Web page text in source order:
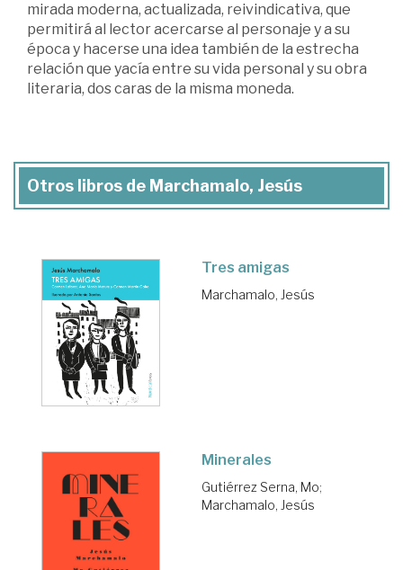
mirada moderna, actualizada, reivindicativa, que
permitirá al lector acercarse al personaje y a su
época y hacerse una idea también de la estrecha
relación que yacía entre su vida personal y su obra
literaria, dos caras de la misma moneda.
Otros libros de Marchamalo, Jesús
Tres amigas
Marchamalo, Jesús
Minerales
Gutiérrez Serna, Mo;
Marchamalo, Jesús